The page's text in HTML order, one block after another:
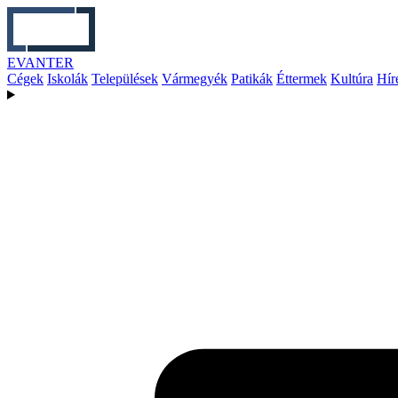
EVANTER
Cégek Iskolák Települések Vármegyék Patikák Éttermek Kultúra